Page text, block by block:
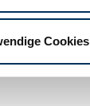
Cookies